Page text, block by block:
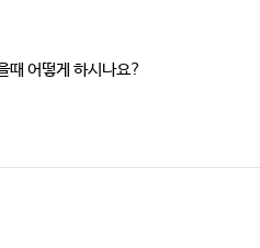
때 어떻게 하시나요?